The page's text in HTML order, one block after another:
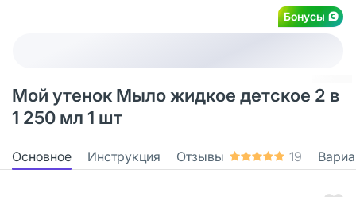
Бонусы
Мой утенок Мыло жидкое детское 2 в
1 250 мл 1 шт
Основное Инструкция Отзывы 19